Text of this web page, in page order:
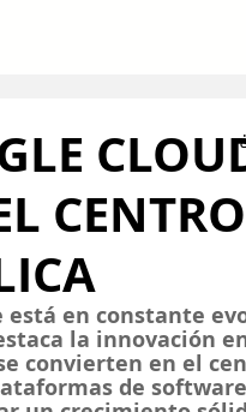
en constante
la innovación
convierten en el
de